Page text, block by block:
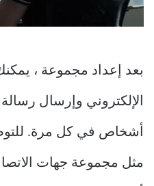
بعد إعداد مجموعة ،
الإلكتروني وإرسال
أشخاص في كل مرة.
مثل مجموعة جهات